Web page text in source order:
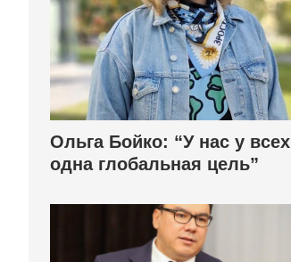
Ольга Бойко: “У нас у всех
одна глобальная цель”